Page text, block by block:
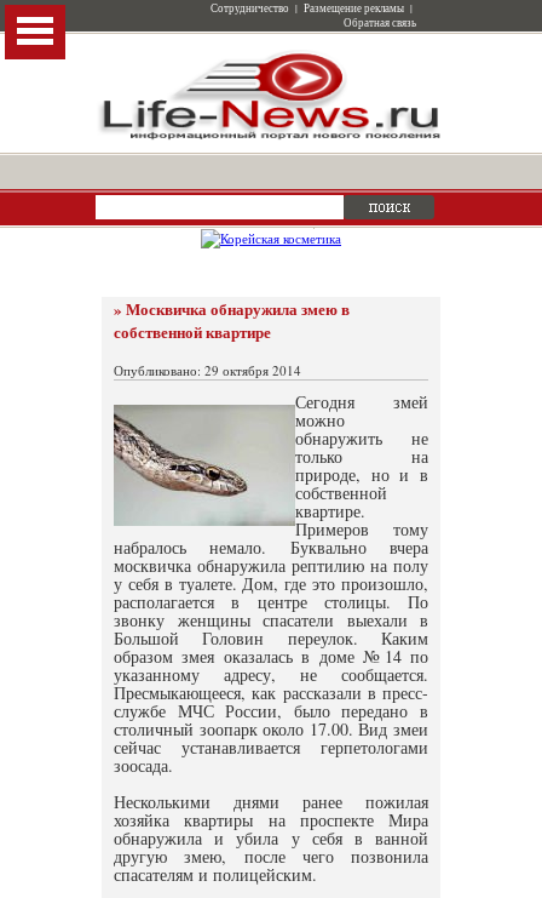
Сотрудничество | Размещение рекламы |
Обратная связь
» Москвичка обнаружила змею в
собственной квартире
Опубликовано: 29 октября 2014
Сегодня змей
можно
обнаружить не
только на
природе, но и в
собственной
квартире.
Примеров тому
набралось немало. Буквально вчера
москвичка обнаружила рептилию на полу
у себя в туалете. Дом, где это произошло,
располагается в центре столицы. По
звонку женщины спасатели выехали в
Большой Головин переулок. Каким
образом змея оказалась в доме №14 по
указанному адресу, не сообщается.
Пресмыкающееся, как рассказали в пресс-
службе МЧС России, было передано в
столичный зоопарк около 17.00. Вид змеи
сейчас устанавливается герпетологами
зоосада.
Несколькими днями ранее пожилая
хозяйка квартиры на проспекте Мира
обнаружила и убила у себя в ванной
другую змею, после чего позвонила
спасателям и полицейским.